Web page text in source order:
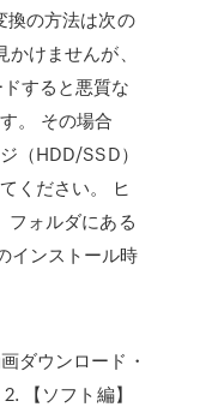
換の方法は次の
けませんが、
すると悪質な
。 その場合
（HDD/SSD）
ください。 ヒ
フォルダにある
インストール時
ダウンロード・
【ソフト編】